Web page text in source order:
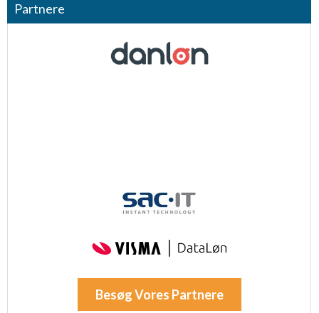
Partnere
Besøg Vores Partnere